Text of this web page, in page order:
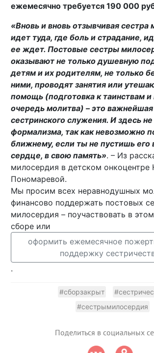
ежемесячно требуется 190 000
«Вновь и вновь отзывчивая сестра
идет туда, где боль и страдание,
ее ждет. Постовые сестры
оказывают не только душевную
детям и их родителям, не только
ними, проводят занятия или
помощь (подготовка к таинствам
очередь молитва) – это важнейшая
сестринского служения. И здесь
формализма, так как невозможно
ближнему, если ты не пустишь его
сердце, в свою память». – Из
милосердия в детском онкоцентре
Пономаревой.
Мы просим всех неравнодушных
финансово поддержать постовых
милосердия – поучаствовать в
сборе или
оформить ежемесячное
поддержку
.
#сборзакрыт
#сестрымилосердия
Поделиться в социальных